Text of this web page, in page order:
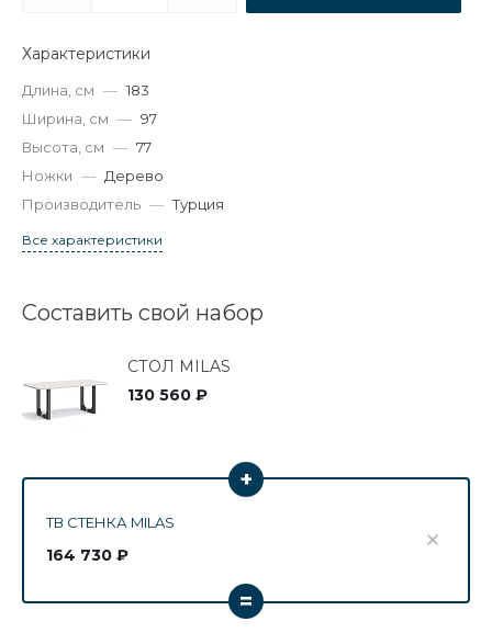
Характеристики
Длина, см — 183
Ширина, см — 97
Высота, см — 77
Ножки — Дерево
Производитель — Турция
Все характеристики
Составить свой набор
СТОЛ MILAS
130 560 ₽
ТВ СТЕНКА MILAS
164 730 ₽
+
=